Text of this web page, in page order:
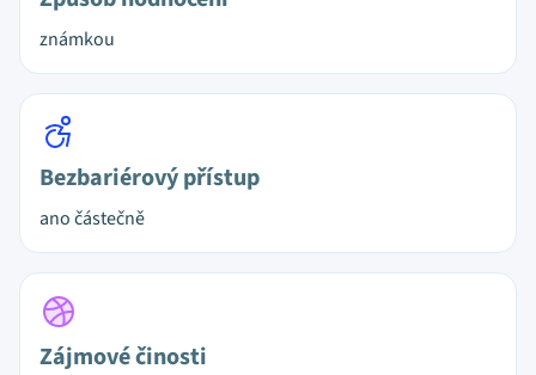
známkou
Bezbariérový přístup
ano částečně
Zájmové činosti